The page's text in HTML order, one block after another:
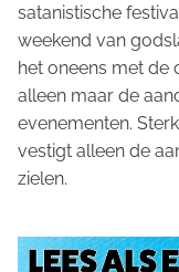
satanistische
weekend van
het oneens met de
alleen maar de
evenementen.
vestigt alleen de
zielen.